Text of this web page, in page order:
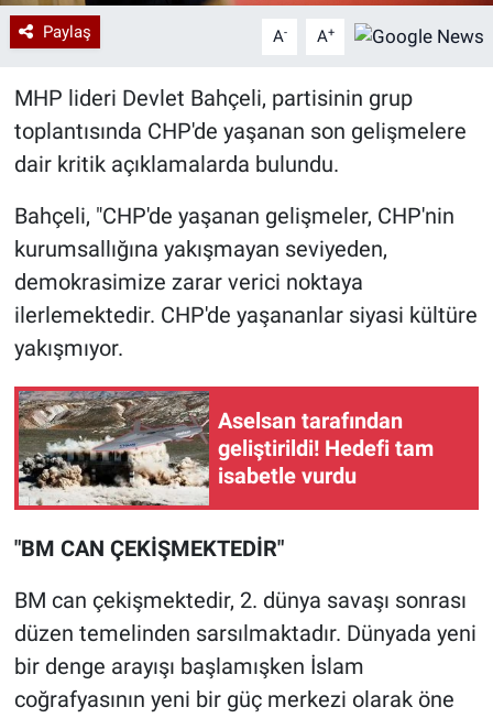
Paylaş A- A+
MHP lideri Devlet Bahçeli, partisinin grup
toplantısında CHP'de yaşanan son gelişmelere
dair kritik açıklamalarda bulundu.
Bahçeli, "CHP'de yaşanan gelişmeler, CHP'nin
kurumsallığına yakışmayan seviyeden,
demokrasimize zarar verici noktaya
ilerlemektedir. CHP'de yaşananlar siyasi kültüre
yakışmıyor.
Aselsan tarafından
geliştirildi! Hedefi tam
isabetle vurdu
"BM CAN ÇEKİŞMEKTEDİR"
BM can çekişmektedir, 2. dünya savaşı sonrası
düzen temelinden sarsılmaktadır. Dünyada yeni
bir denge arayışı başlamışken İslam
coğrafyasının yeni bir güç merkezi olarak öne
Ramazan